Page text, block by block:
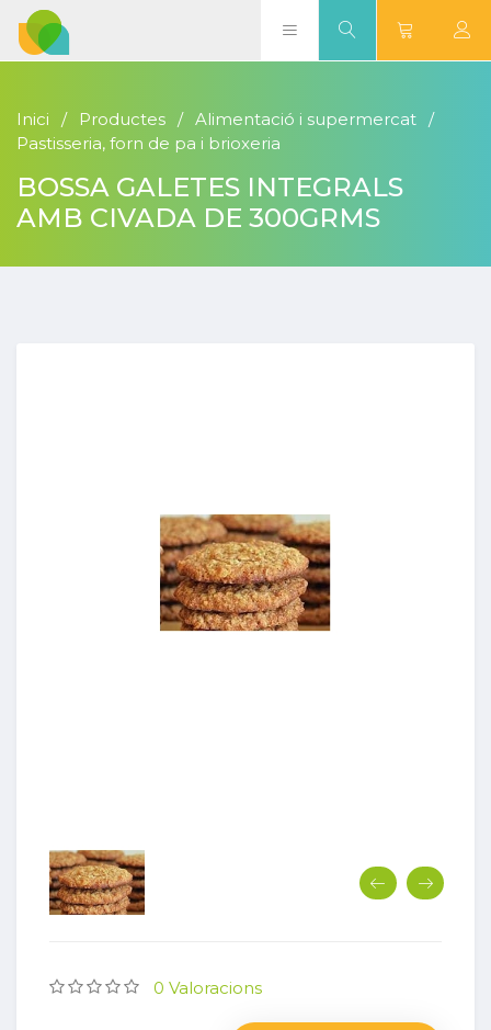
Inici Productes
Alimentació i supermercat
Pastisseria, forn de pa i brioxeria
BOSSA GALETES INTEGRALS
AMB CIVADA DE 300GRMS
0 Valoracions